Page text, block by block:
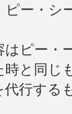
ー・シ
ピー・
時と同じ
代行する